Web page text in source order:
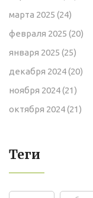
марта 2025 (24)
февраля 2025 (20)
января 2025 (25)
декабря 2024(20)
ноября 2024(21)
октября 2024(21)
Теги